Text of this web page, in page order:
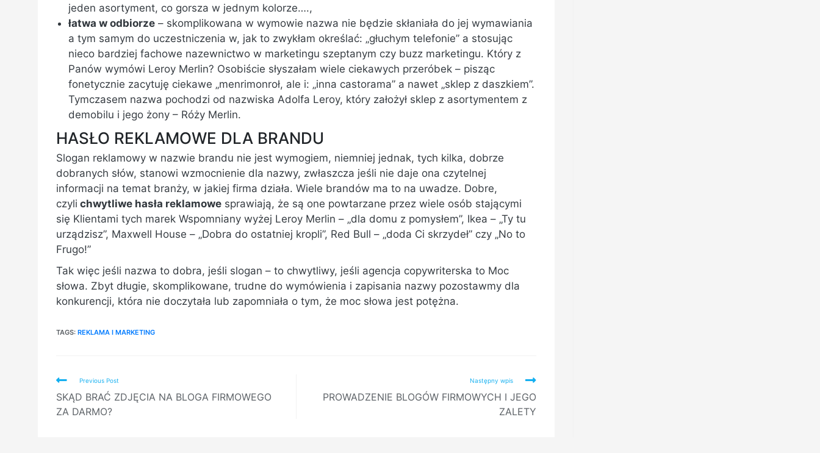
jeden asortyment, co gorsza w jednym kolorze….,
łatwa w odbiorze – skomplikowana w wymowie nazwa nie będzie skłaniała do jej wymawiania
a tym samym do uczestniczenia w, jak to zwykłam określać: „głuchym telefonie” a stosując
nieco bardziej fachowe nazewnictwo w marketingu szeptanym czy buzz marketingu. Który z
Panów wymówi Leroy Merlin? Osobiście słyszałam wiele ciekawych przeróbek – pisząc
fonetycznie zacytuję ciekawe „menrimonroł, ale i: „inna castorama” a nawet „sklep z daszkiem”.
Tymczasem nazwa pochodzi od nazwiska Adolfa Leroy, który założył sklep z asortymentem z
demobilu i jego żony – Róży Merlin.
HASŁO REKLAMOWE DLA BRANDU
Slogan reklamowy w nazwie brandu nie jest wymogiem, niemniej jednak, tych kilka, dobrze
dobranych słów, stanowi wzmocnienie dla nazwy, zwłaszcza jeśli nie daje ona czytelnej
informacji na temat branży, w jakiej firma działa. Wiele brandów ma to na uwadze. Dobre,
czyli chwytliwe hasła reklamowe sprawiają, że są one powtarzane przez wiele osób stającymi
się Klientami tych marek Wspomniany wyżej Leroy Merlin – „dla domu z pomysłem”, Ikea – „Ty tu
urządzisz”, Maxwell House – „Dobra do ostatniej kropli”, Red Bull – „doda Ci skrzydeł” czy „No to
Frugo!”
Tak więc jeśli nazwa to dobra, jeśli slogan – to chwytliwy, jeśli agencja copywriterska to Moc
słowa. Zbyt długie, skomplikowane, trudne do wymówienia i zapisania nazwy pozostawmy dla
konkurencji, która nie doczytała lub zapomniała o tym, że moc słowa jest potężna.
TAGS: REKLAMA I MARKETING
Read
articles
Previous Post
SKĄD BRAĆ ZDJĘCIA NA BLOGA FIRMOWEGO
ZA DARMO?
Następny wpis
PROWADZENIE BLOGÓW FIRMOWYCH I JEGO
ZALETY